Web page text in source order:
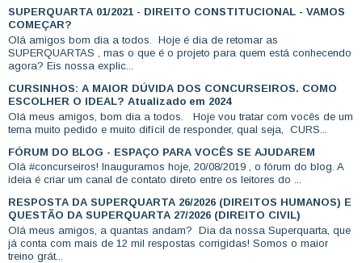
SUPERQUARTA 01/2021 - DIREITO CONSTITUCIONAL - VAMOS
COMEÇAR?
Olá amigos bom dia a todos. Hoje é dia de retomar as
SUPERQUARTAS , mas o que é o projeto para quem está conhecendo
agora? Eis nossa explic...
CURSINHOS: A MAIOR DÚVIDA DOS CONCURSEIROS. COMO
ESCOLHER O IDEAL? Atualizado em 2024
Olá meus amigos, bom dia a todos. Hoje vou tratar com vocês de um
tema muito pedido e muito difícil de responder, qual seja, CURS...
FÓRUM DO BLOG - ESPAÇO PARA VOCÊS SE AJUDAREM
Olá #concurseiros! Inauguramos hoje, 20/08/2019 , o fórum do blog. A
ideia é criar um canal de contato direto entre os leitores do ...
RESPOSTA DA SUPERQUARTA 26/2026 (DIREITOS HUMANOS) E
QUESTÃO DA SUPERQUARTA 27/2026 (DIREITO CIVIL)
Olá meus amigos, a quantas andam? Dia da nossa Superquarta, que
já conta com mais de 12 mil respostas corrigidas! Somos o maior
treino grát...